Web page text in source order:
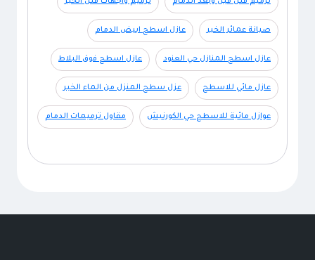
صيانة عمائر الخبر عازل اسطح ابيض الدمام
عازل اسطح المنازل حي العنود عازل اسطح فوق البلاط
عازل مائي للاسطح عزل سطح المنزل من الماء الخبر
عوازل مائية للاسطح حي الكورنيش مقاول ترميمات الدمام